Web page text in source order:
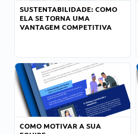
SUSTENTABILIDADE: COMO
ELA SE TORNA UMA
VANTAGEM COMPETITIVA
COMO MOTIVAR A SUA